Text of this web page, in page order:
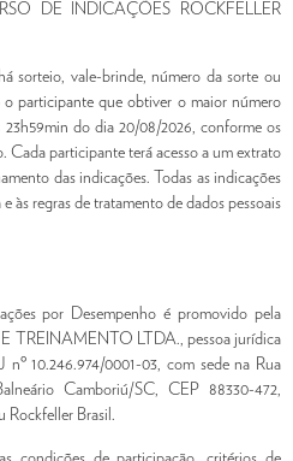
DE INDICAÇÕES ROCKFELLER
sorteio, vale-brinde, número da sorte ou
o participante que obtiver o maior número
do dia 20/08/2026, conforme os
Cada participante terá acesso a um extrato
das indicações. Todas as indicações
às regras de tratamento de dados pessoais
por Desempenho é promovido pela
TREINAMENTO LTDA., pessoa jurídica
10.246.974/0001-03, com sede na Rua
Camboriú/SC, CEP 88330-472,
Rockfeller Brasil.